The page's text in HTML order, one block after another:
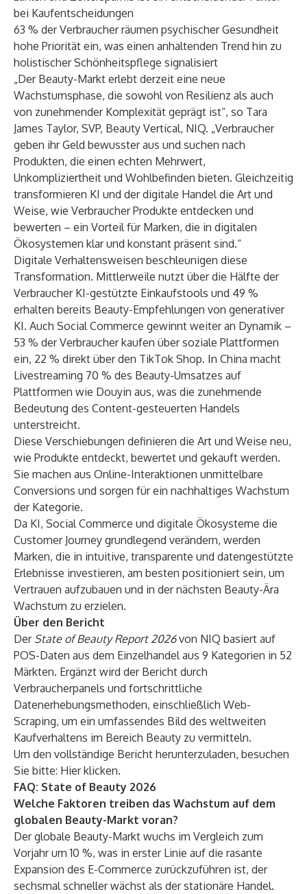
bei Kaufentscheidungen
63 % der Verbraucher räumen psychischer Gesundheit
hohe Priorität ein, was einen anhaltenden Trend hin zu
holistischer Schönheitspflege signalisiert
„Der Beauty-Markt erlebt derzeit eine neue
Wachstumsphase, die sowohl von Resilienz als auch
von zunehmender Komplexität geprägt ist“, so Tara
James Taylor, SVP, Beauty Vertical, NIQ. „Verbraucher
geben ihr Geld bewusster aus und suchen nach
Produkten, die einen echten Mehrwert,
Unkompliziertheit und Wohlbefinden bieten. Gleichzeitig
transformieren KI und der digitale Handel die Art und
Weise, wie Verbraucher Produkte entdecken und
bewerten – ein Vorteil für Marken, die in digitalen
Ökosystemen klar und konstant präsent sind.“
Digitale Verhaltensweisen beschleunigen diese
Transformation. Mittlerweile nutzt über die Hälfte der
Verbraucher KI-gestützte Einkaufstools und 49 %
erhalten bereits Beauty-Empfehlungen von generativer
KI. Auch Social Commerce gewinnt weiter an Dynamik –
53 % der Verbraucher kaufen über soziale Plattformen
ein, 22 % direkt über den TikTok Shop. In China macht
Livestreaming 70 % des Beauty-Umsatzes auf
Plattformen wie Douyin aus, was die zunehmende
Bedeutung des Content-gesteuerten Handels
unterstreicht.
Diese Verschiebungen definieren die Art und Weise neu,
wie Produkte entdeckt, bewertet und gekauft werden.
Sie machen aus Online-Interaktionen unmittelbare
Conversions und sorgen für ein nachhaltiges Wachstum
der Kategorie.
Da KI, Social Commerce und digitale Ökosysteme die
Customer Journey grundlegend verändern, werden
Marken, die in intuitive, transparente und datengestützte
Erlebnisse investieren, am besten positioniert sein, um
Vertrauen aufzubauen und in der nächsten Beauty-Ära
Wachstum zu erzielen.
Über den Bericht
Der State of Beauty Report 2026von NIQ basiert auf
POS-Daten aus dem Einzelhandel aus 9 Kategorien in 52
Märkten. Ergänzt wird der Bericht durch
Verbraucherpanels und fortschrittliche
Datenerhebungsmethoden, einschließlich Web-
Scraping, um ein umfassendes Bild des weltweiten
Kaufverhaltens im Bereich Beauty zu vermitteln.
Um den vollständige Bericht herunterzuladen, besuchen
Sie bitte: Hier klicken.
FAQ: State of Beauty 2026
Welche Faktoren treiben das Wachstum auf dem
globalen Beauty-Markt voran?
Der globale Beauty-Markt wuchs im Vergleich zum
Vorjahr um 10 %, was in erster Linie auf die rasante
Expansion des E-Commerce zurückzuführen ist, der
sechsmal schneller wächst als der stationäre Handel.